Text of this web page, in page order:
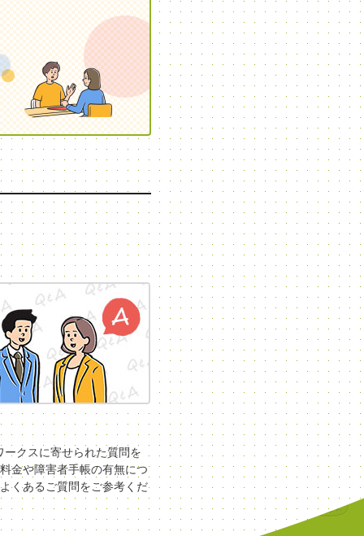
ークスに寄せられた質問を
金や障害者手帳の有無につ
くあるご質問をご参考くだ